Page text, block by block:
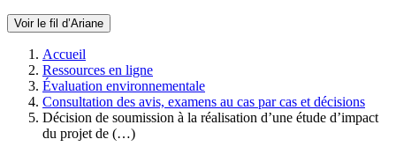
Voir le fil d’Ariane
Accueil
Ressources en ligne
Évaluation environnementale
Consultation des avis, examens au cas par cas et décisions
Décision de soumission à la réalisation d’une étude d’impact
du projet de (…)